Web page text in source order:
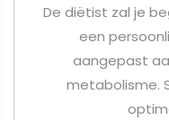
De diëtist zal je
een
aangepast
metabolisme.